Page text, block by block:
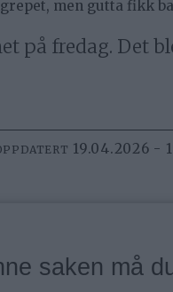
men gutta fikk
på fredag. Det
19.04.2026 -
saken må